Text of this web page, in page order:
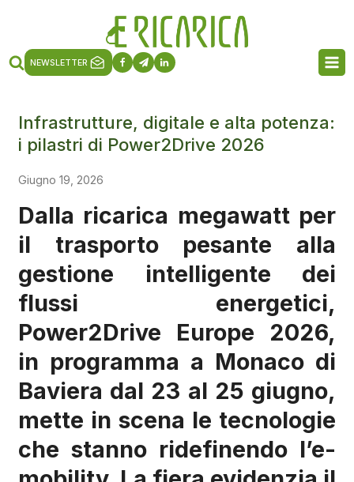
NEWSLETTER
Infrastrutture, digitale e alta potenza:
i pilastri di Power2Drive 2026
Giugno 19, 2026
Dalla ricarica megawatt per
il trasporto pesante alla
gestione intelligente dei
flussi energetici,
Power2Drive Europe 2026,
in programma a Monaco di
Baviera dal 23 al 25 giugno,
mette in scena le tecnologie
che stanno ridefinendo l’e-